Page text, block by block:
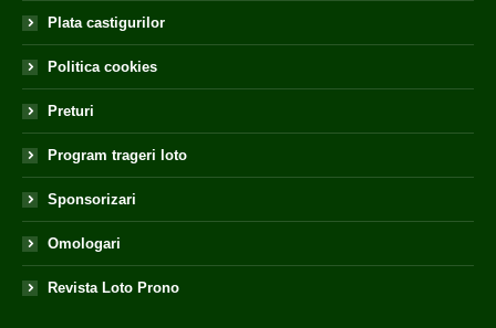
Plata castigurilor
Politica cookies
Preturi
Program trageri loto
Sponsorizari
Omologari
Revista Loto Prono